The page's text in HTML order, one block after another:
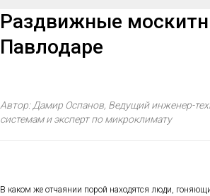
Раздвижные
Павлодаре
Автор: Дамир Оспанов, Ведущий инженер-
системам и эксперт по микроклимату
В каком же отчаянии порой находятся люди,